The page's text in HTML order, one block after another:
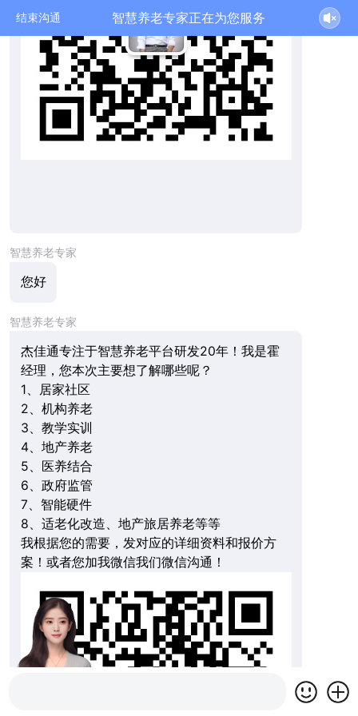
结束沟通 智慧养老专家正在为您服务
智慧养老专家
您好
智慧养老专家
杰佳通专注于智慧养老平台研发20年！我是霍
经理，您本次主要想了解哪些呢？
1、居家社区
2、机构养老
3、教学实训
4、地产养老
5、医养结合
6、政府监管
7、智能硬件
8、适老化改造、地产旅居养老等等
我根据您的需要，发对应的详细资料和报价方
案！或者您加我微信我们微信沟通！